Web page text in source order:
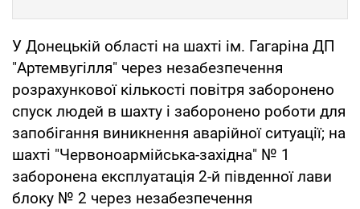
У Донецькій області на шахті ім. Гагаріна ДП
"Артемвугілля" через незабезпечення
розрахункової кількості повітря заборонено
спуск людей в шахту і заборонено роботи для
запобігання виникнення аварійної ситуації; на
шахті "Червоноармійська-західна" № 1
заборонена експлуатація 2-й південної лави
блоку № 2 через незабезпечення